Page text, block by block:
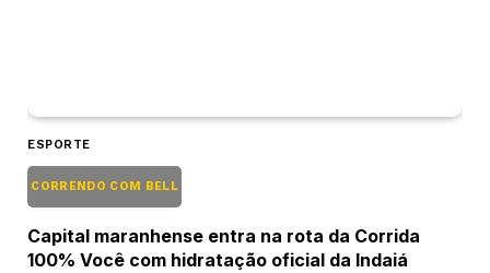
ESPORTE
CORRENDO COM BELL
Capital maranhense entra na rota da Corrida
100% Você com hidratação oficial da Indaiá